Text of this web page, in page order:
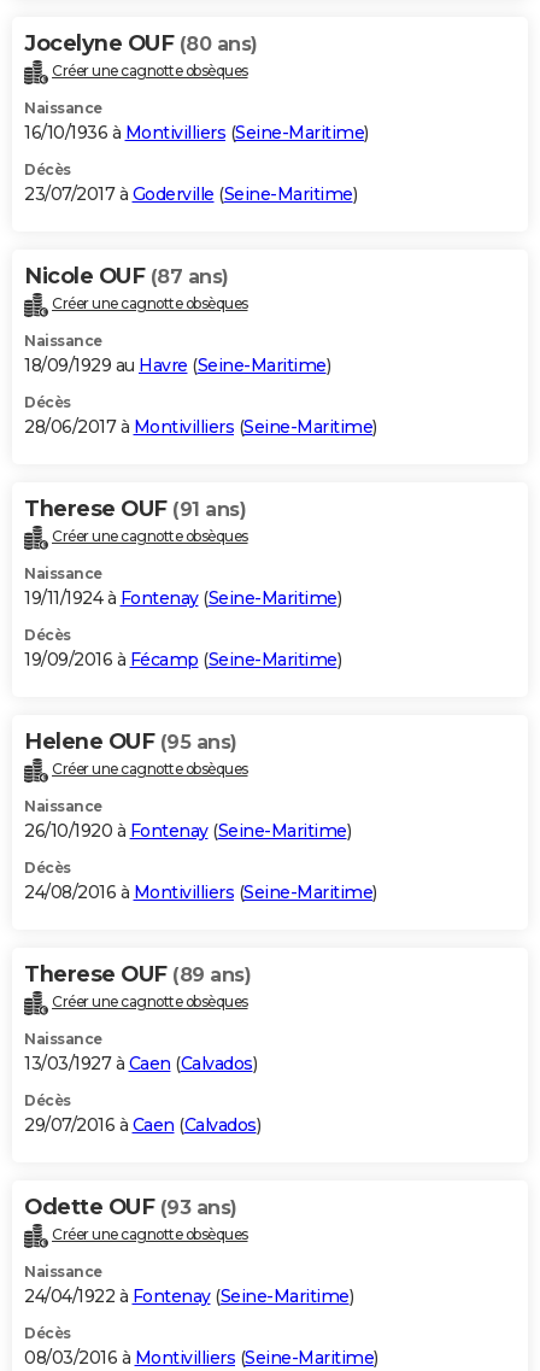
Jocelyne OUF (80 ans)
Créer une cagnotte obsèques
Naissance
16/10/1936 à Montivilliers (Seine-Maritime)
Décès
23/07/2017 à Goderville (Seine-Maritime)
Nicole OUF (87 ans)
Créer une cagnotte obsèques
Naissance
18/09/1929 au Havre (Seine-Maritime)
Décès
28/06/2017 à Montivilliers (Seine-Maritime)
Therese OUF (91 ans)
Créer une cagnotte obsèques
Naissance
19/11/1924 à Fontenay(Seine-Maritime)
Décès
19/09/2016 à Fécamp (Seine-Maritime)
Helene OUF (95 ans)
Créer une cagnotte obsèques
Naissance
26/10/1920 à Fontenay(Seine-Maritime)
Décès
24/08/2016 à Montivilliers (Seine-Maritime)
Therese OUF (89 ans)
Créer une cagnotte obsèques
Naissance
13/03/1927 à Caen (Calvados)
Décès
29/07/2016 à Caen (Calvados)
Odette OUF (93 ans)
Créer une cagnotte obsèques
Naissance
24/04/1922 à Fontenay(Seine-Maritime)
Décès
08/03/2016 à Montivilliers (Seine-Maritime)